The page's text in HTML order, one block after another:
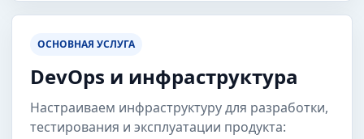
ОСНОВНАЯ УСЛУГА
DevOps и инфраструктура
Настраиваем инфраструктуру для разработки,
тестирования и эксплуатации продукта: